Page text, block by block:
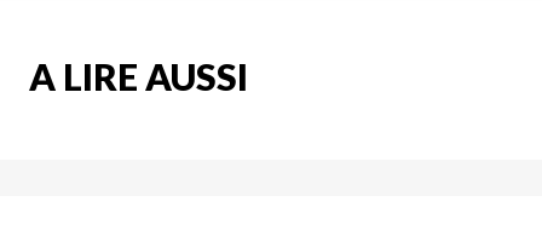
A LIRE AUSSI